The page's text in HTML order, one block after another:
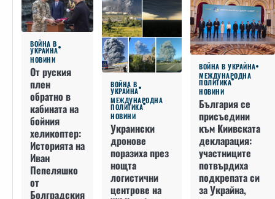
ВОЙНА В
УКРАЙНА
НОВИНИ
От руския
плен
обратно в
кабината на
бойния
хеликоптер:
Историята на
Иван
Пепеляшко
от
Болградския
ВОЙНА В
УКРАЙНА
МЕЖДУНАРОДНА
ПОЛИТИКА
НОВИНИ
Украински
дронове
поразиха през
нощта
логистични
центрове на
ВОЙНА В УКРАЙНА
МЕЖДУНАРОДНА
ПОЛИТИКА
НОВИНИ
България се
присъедини
към Киивската
декларация:
участниците
потвърдиха
подкрепата си
за Украйна,